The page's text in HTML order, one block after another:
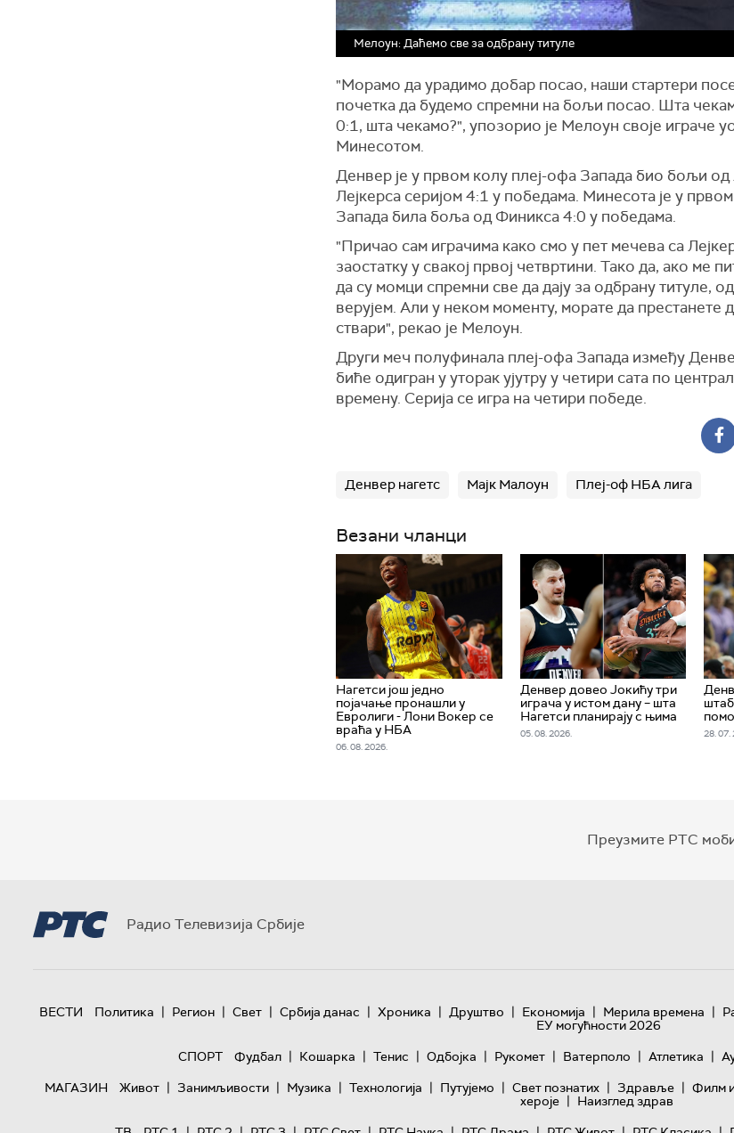
Мелоун: Даћемо све за одбрану титуле
"Морамо да урадимо добар посао, наши стартери
почетка да будемо спремни на бољи посао. Шта
0:1, шта чекамо?", упозорио је Мелоун своје играче
Минесотом.
Денвер је у првом колу плеј-офа Запада био бољи
Лејкерса серијом 4:1 у победама. Минесота је у
Запада била боља од Финикса 4:0 у победама.
"Причао сам играчима како смо у пет мечева са
заостатку у свакој првој четвртини. Тако да, ако ме
да су момци спремни све да дају за одбрану титуле,
верујем. Али у неком моменту, морате да престанете
ствари", рекао је Мелоун.
Други меч полуфинала плеј-офа Запада између
биће одигран у уторак ујутру у четири сата по
времену. Серија се игра на четири победе.
Денвер нагетс Мајк Малоун Плеј-оф НБА лига
Везани чланци
Нагетси још једно
појачање пронашли у
Евролиги - Лони Вокер се
враћа у НБА
06. 08. 2026.
Денвер довео Јокићу три
играча у истом дану – шта
Нагетси планирају с њима
05. 08. 2026. 28. 07.
Преузмите РТС
Радио Телевизија Србије
ВЕСТИ Политика | Регион | Свет | Србија данас | Хроника | Друштво | Економија | Мерила времена |
ЕУ могућности 2026
СПОРТ
Фудбал | Кошарка | Тенис | Одбојка | Рукомет | Ватерполо | Атлетика |
МАГАЗИН
Живот | Занимљивости | Музика | Технологијa | Путујемо | Свет познатих | Здравље | Филм
хероје | Наизглед здрав